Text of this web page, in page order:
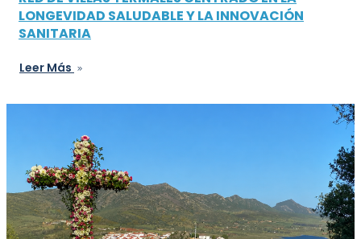
LONGEVIDAD SALUDABLE Y LA INNOVACIÓN
SANITARIA
Leer Más